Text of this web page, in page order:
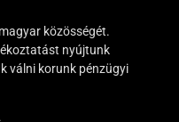
közösségét.
nyújtunk
válni korunk pénzügyi